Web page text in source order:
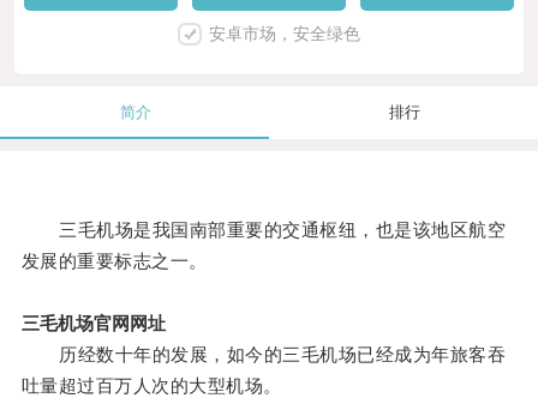
安卓市场，安全绿色
简介 排行
三毛机场是我国南部重要的交通枢纽，也是该地区航空
发展的重要标志之一。
三毛机场官网网址
历经数十年的发展，如今的三毛机场已经成为年旅客吞
吐量超过百万人次的大型机场。